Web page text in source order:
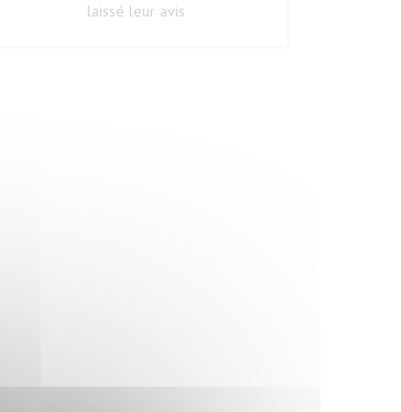
laissé leur avis